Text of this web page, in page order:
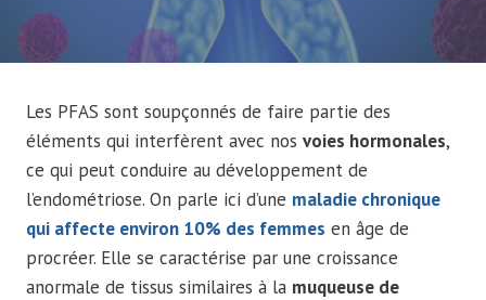
Les PFAS sont soupçonnés de faire partie des
éléments qui interfèrent avec nos voies hormonales,
ce qui peut conduire au développement de
l’endométriose. On parle ici d’une maladie chronique
qui affecte environ 10% des femmes en âge de
procréer. Elle se caractérise par une croissance
anormale de tissus similaires à la muqueuse de